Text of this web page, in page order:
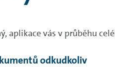
aplikace vás v průběhu
odkudkoliv